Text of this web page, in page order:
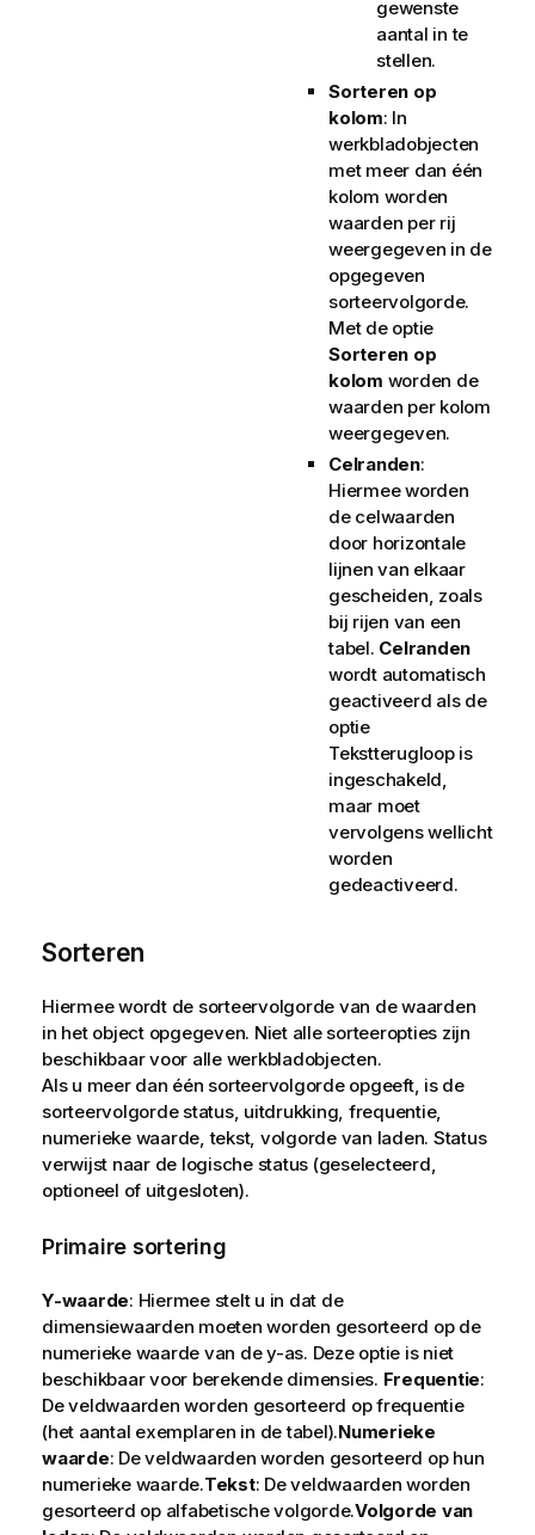
gewenste
aantal in te
stellen.
Sorteren op
kolom: In
werkbladobjecten
met meer dan één
kolom worden
waarden per rij
weergegeven in de
opgegeven
sorteervolgorde.
Met de optie
Sorteren op
kolom worden de
waarden per kolom
weergegeven.
Celranden:
Hiermee worden
de celwaarden
door horizontale
lijnen van elkaar
gescheiden, zoals
bij rijen van een
tabel. Celranden
wordt automatisch
geactiveerd als de
optie
Tekstterugloop is
ingeschakeld,
maar moet
vervolgens wellicht
worden
gedeactiveerd.
Sorteren
Hiermee wordt de sorteervolgorde van de waarden
in het object opgegeven. Niet alle sorteeropties zijn
beschikbaar voor alle werkbladobjecten.
Als u meer dan één sorteervolgorde opgeeft, is de
sorteervolgorde status, uitdrukking, frequentie,
numerieke waarde, tekst, volgorde van laden. Status
verwijst naar de logische status (geselecteerd,
optioneel of uitgesloten).
Primaire sortering
Y-waarde: Hiermee stelt u in dat de
dimensiewaarden moeten worden gesorteerd op de
numerieke waarde van de y-as. Deze optie is niet
beschikbaar voor berekende dimensies. Frequentie:
De veldwaarden worden gesorteerd op frequentie
(het aantal exemplaren in de tabel).Numerieke
waarde: De veldwaarden worden gesorteerd op hun
numerieke waarde.Tekst: De veldwaarden worden
gesorteerd op alfabetische volgorde.Volgorde van